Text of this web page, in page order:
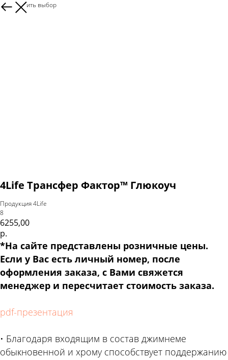
Продолжить выбор
4Life Трансфер Фактор™ Глюкоуч
Продукция 4Life
8
6255,00
р.
*На сайте представлены розничные цены.
Если у Вас есть личный номер, после
оформления заказа, с Вами свяжется
менеджер и пересчитает стоимость заказа.
pdf-презентация
• Благодаря входящим в состав джимнеме
обыкновенной и хрому способствует поддержанию